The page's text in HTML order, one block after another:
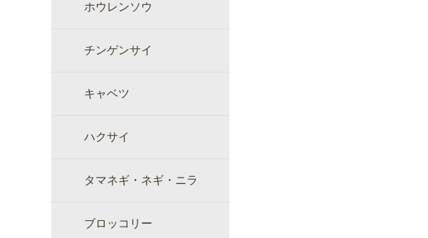
ホウレンソウ
チンゲンサイ
キャベツ
ハクサイ
タマネギ・ネギ・ニラ
ブロッコリー